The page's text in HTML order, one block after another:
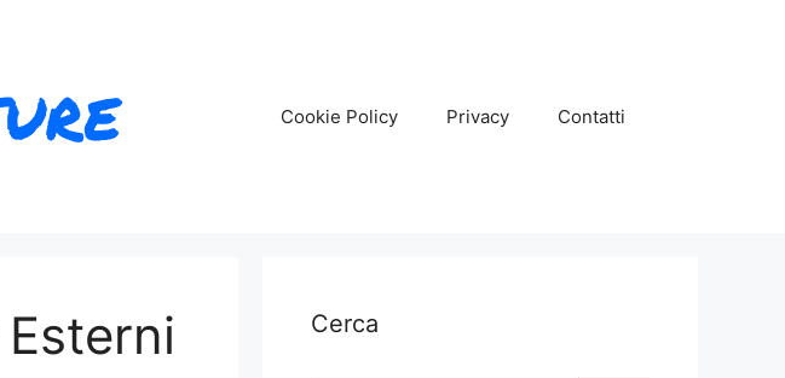
Cookie Policy Privacy Contatti
Cerca